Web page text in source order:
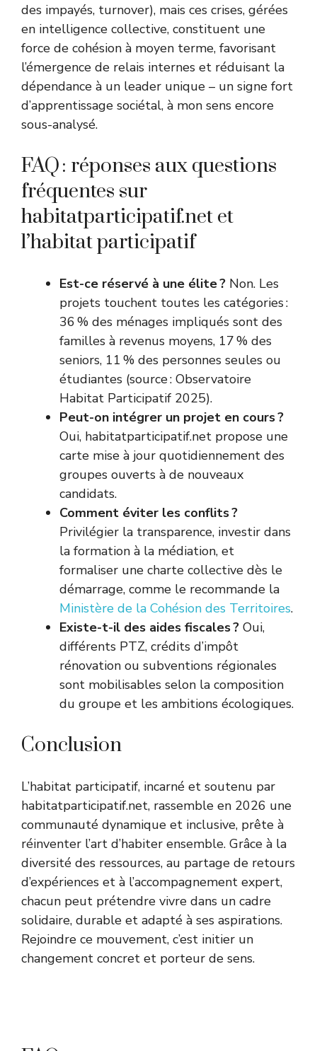
des impayés, turnover), mais ces crises, gérées
en intelligence collective, constituent une
force de cohésion à moyen terme, favorisant
l’émergence de relais internes et réduisant la
dépendance à un leader unique – un signe fort
d’apprentissage sociétal, à mon sens encore
sous-analysé.
FAQ : réponses aux questions
fréquentes sur
habitatparticipatif.net et
l’habitat participatif
Est-ce réservé à une élite ? Non. Les
projets touchent toutes les catégories :
36 % des ménages impliqués sont des
familles à revenus moyens, 17 % des
seniors, 11 % des personnes seules ou
étudiantes (source : Observatoire
Habitat Participatif 2025).
Peut-on intégrer un projet en cours ?
Oui, habitatparticipatif.net propose une
carte mise à jour quotidiennement des
groupes ouverts à de nouveaux
candidats.
Comment éviter les conflits ?
Privilégier la transparence, investir dans
la formation à la médiation, et
formaliser une charte collective dès le
démarrage, comme le recommande la
Ministère de la Cohésion des Territoires.
Existe-t-il des aides fiscales ? Oui,
différents PTZ, crédits d’impôt
rénovation ou subventions régionales
sont mobilisables selon la composition
du groupe et les ambitions écologiques.
Conclusion
L’habitat participatif, incarné et soutenu par
habitatparticipatif.net, rassemble en 2026 une
communauté dynamique et inclusive, prête à
réinventer l’art d’habiter ensemble. Grâce à la
diversité des ressources, au partage de retours
d’expériences et à l’accompagnement expert,
chacun peut prétendre vivre dans un cadre
solidaire, durable et adapté à ses aspirations.
Rejoindre ce mouvement, c’est initier un
changement concret et porteur de sens.